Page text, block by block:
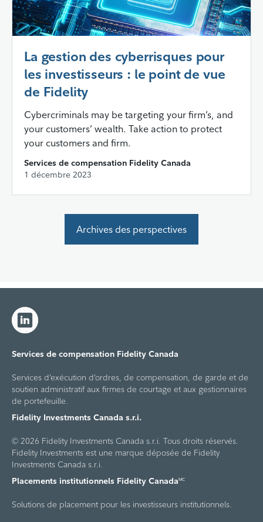
La gestion des cyberrisques pour
les investisseurs : le point de vue
de Fidelity
Cybercriminals may be targeting your firm’s, and
your customers’ wealth. Take action to protect
your customers and firm.
Services de compensation Fidelity Canada
1 décembre 2023
Archives des perspectives
Services de compensation Fidelity Canada
Services d’exécution d’ordres, de compensation, de garde et de
soutien administratif aux firmes de courtage et aux gestionnaires
de portefeuille.
Fidelity Investments Canada s.r.i.
© 2026 Fidelity Investments Canada s.r.i. Tous droits réservés.
Fidelity Investments est une marque déposée de Fidelity
Investments Canada s.r.i.
Placements institutionnels Fidelity CanadaMC
Solutions de placement pour les investisseurs institutionnels.